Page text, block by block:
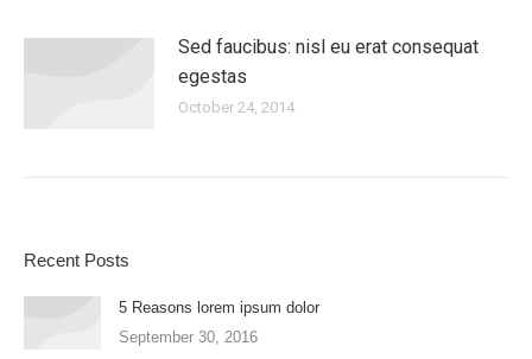
Sed faucibus: nisl eu erat consequat
egestas
October 24, 2014
Recent Posts
5 Reasons lorem ipsum dolor
September 30, 2016